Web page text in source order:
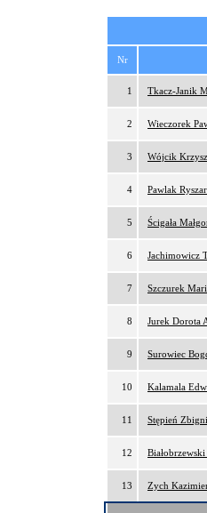
Nr
1 Tkacz-Janik
2 Wieczorek
3 Wójcik
4 Pawlak
5 Ścigała
6 Jachimowicz
7 Szczurek
8 Jurek Dorota
9 Surowiec
10 Kalamala
11 Stępień
12 Białobrzewski
13 Zych